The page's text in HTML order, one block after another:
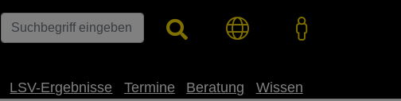
LSV-Ergebnisse Termine Beratung Wissen